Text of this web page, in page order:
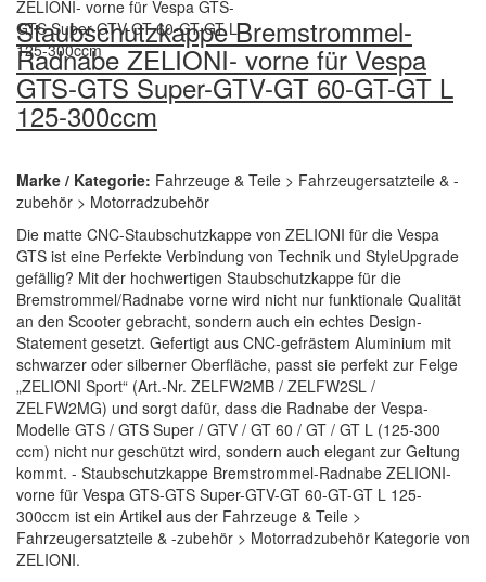
Staubschutzkappe Bremstrommel-
Radnabe ZELIONI- vorne für Vespa
GTS-GTS Super-GTV-GT 60-GT-GT L
125-300ccm
Marke / Kategorie: Fahrzeuge & Teile > Fahrzeugersatzteile & -
zubehör > Motorradzubehör
Die matte CNC-Staubschutzkappe von ZELIONI für die Vespa
GTS ist eine Perfekte Verbindung von Technik und StyleUpgrade
gefällig? Mit der hochwertigen Staubschutzkappe für die
Bremstrommel/Radnabe vorne wird nicht nur funktionale Qualität
an den Scooter gebracht, sondern auch ein echtes Design-
Statement gesetzt. Gefertigt aus CNC-gefrästem Aluminium mit
schwarzer oder silberner Oberfläche, passt sie perfekt zur Felge
„ZELIONI Sport“ (Art.-Nr. ZELFW2MB / ZELFW2SL /
ZELFW2MG) und sorgt dafür, dass die Radnabe der Vespa-
Modelle GTS / GTS Super / GTV / GT 60 / GT / GT L (125-300
ccm) nicht nur geschützt wird, sondern auch elegant zur Geltung
kommt. - Staubschutzkappe Bremstrommel-Radnabe ZELIONI-
vorne für Vespa GTS-GTS Super-GTV-GT 60-GT-GT L 125-
300ccm ist ein Artikel aus der Fahrzeuge & Teile >
Fahrzeugersatzteile & -zubehör > Motorradzubehör Kategorie von
ZELIONI.